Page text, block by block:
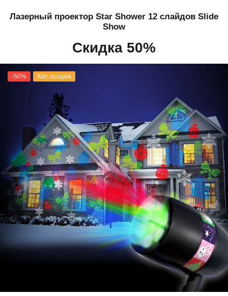
Лазерный проектор Star Shower 12 слайдов Slide
Show
Скидка 50%
-50% Хит продаж